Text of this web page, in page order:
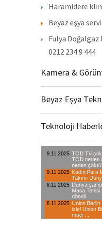
Haramidere
Beyaz eşya
Fulya
0212 234 9 444
Kamera &
Beyaz Eşya
Teknoloji